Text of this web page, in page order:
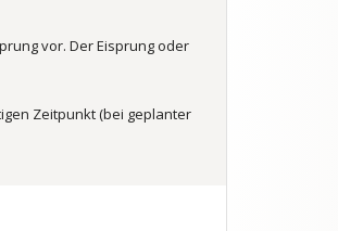
vor. Der Eisprung oder
Zeitpunkt (bei geplanter